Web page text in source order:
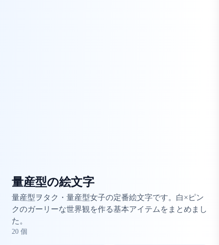
量産型の絵文字
量産型ヲタク・量産型女子の定番絵文字です。白×ピン
クのガーリーな世界観を作る基本アイテムをまとめまし
た。
20 個